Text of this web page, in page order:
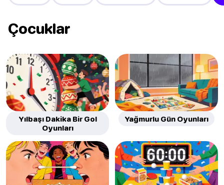
Çocuklar
Yılbaşı Dakika Bir Gol
Oyunları
Yağmurlu Gün Oyunları